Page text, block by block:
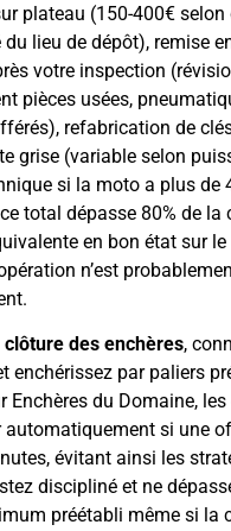
plateau (150-400€ selon
lieu de dépôt), remise
votre inspection
pièces usées,
refabrication de
grise (variable selon
si la moto a plus de
total dépasse 80% de la
en bon état sur
n’est
clôture des enchères,
enchérissez par paliers
Enchères du Domaine,
automatiquement si une
évitant ainsi les
discipliné et ne
préétabli même si la